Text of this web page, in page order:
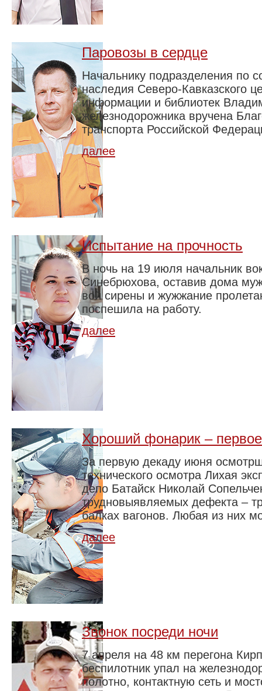
Паровозы в сердце
Начальнику подразделения по
наследия Северо-Кавказского
информации и библиотек
железнодорожника вручена
транспорта Российской
далее
Испытание на прочность
В ночь на 19 июля начальник
Синебрюхова, оставив дома
вой сирены и жужжание
поспешила на работу.
далее
Хороший фонарик –
За первую декаду июня
технического осмотра Лихая
депо Батайск Николай
трудновыявляемых дефекта –
балках вагонов. Любая из них
далее
Звонок посреди ночи
7 апреля на 48 км перегона
беспилотник упал на
полотно, контактную сеть и